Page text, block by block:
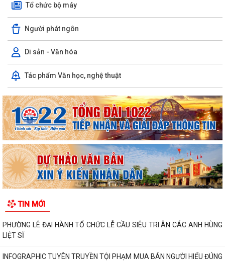
Tổ chức bộ máy
Người phát ngôn
Di sản - Văn hóa
Tác phẩm Văn học, nghệ thuật
TIN MỚI
PHƯỜNG LÊ ĐẠI HÀNH TỔ CHỨC LỄ CẦU SIÊU TRI ÂN CÁC ANH HÙNG
LIỆT SĨ
INFOGRAPHIC TUYÊN TRUYỀN TỘI PHẠM MUA BÁN NGƯỜI HIỂU ĐÚNG